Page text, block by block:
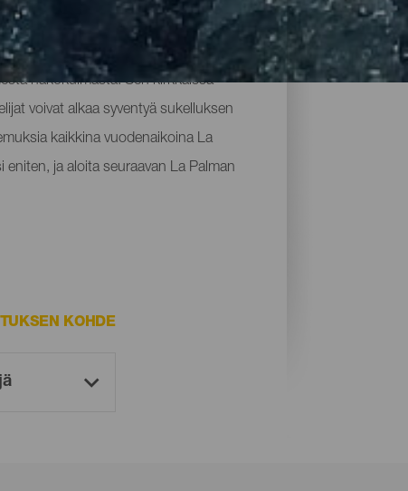
näkökulmasta. Sen kirkkaissa
voivat alkaa syventyä sukelluksen
kaikkina vuodenaikoina La
ja aloita seuraavan La Palman
KOHDE